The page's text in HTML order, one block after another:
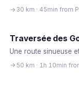
30 km · 45min from
Traversée des
Une route sinueuse
50 km · 1h 10min